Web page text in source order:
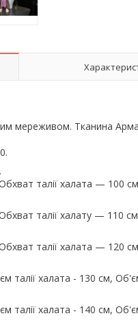
мереживом. Тканина
талії халата —
талії халату —
талії халата —
талії халата - 130 см,
талії халата - 140 см,